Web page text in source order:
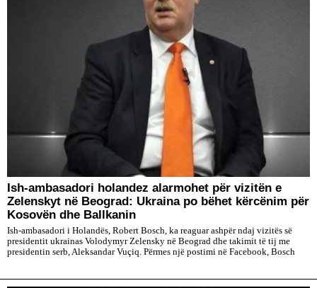
Ish-ambasadori holandez alarmohet për vizitën e
Zelenskyt në Beograd: Ukraina po bëhet kërcënim për
Kosovën dhe Ballkanin
Ish-ambasadori i Holandës, Robert Bosch, ka reaguar ashpër ndaj vizitës së
presidentit ukrainas Volodymyr Zelensky në Beograd dhe takimit të tij me
presidentin serb, Aleksandar Vuçiq. Përmes një postimi në Facebook, Bosch